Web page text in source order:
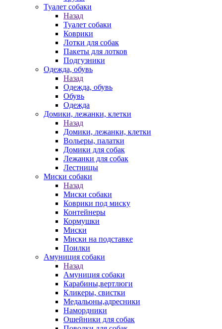
Туалет собаки
Назад
Туалет собаки
Коврики
Лотки для собак
Пакеты для лотков
Подгузники
Одежда, обувь
Назад
Одежда, обувь
Обувь
Одежда
Домики, лежанки, клетки
Назад
Домики, лежанки, клетки
Вольеры, палатки
Домики для собак
Лежанки для собак
Лестницы
Миски собаки
Назад
Миски собаки
Коврики под миску
Контейнеры
Кормушки
Миски
Миски на подставке
Поилки
Амуниция собаки
Назад
Амуниция собаки
Карабины,вертлюги
Кликеры, свистки
Медальоны,адресники
Намордники
Ошейники для собак